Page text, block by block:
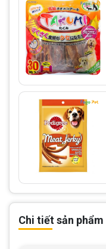
Chi tiết sản phẩm